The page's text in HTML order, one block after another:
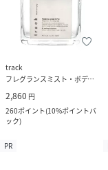
track
フレグランスミスト・ボディミスト
2,860 円
260ポイント(10%ポイントバ
ック)
PR